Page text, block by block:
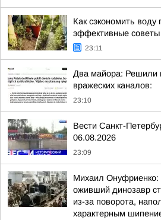
Как сэкономить воду
эффективные
23:11
Два майора: Решили
вражеских каналов:
23:10
Вести Санкт-
06.08.2026
23:09
Михаил Онуфриенко:
оживший динозавр
из-за поворота,
характерным